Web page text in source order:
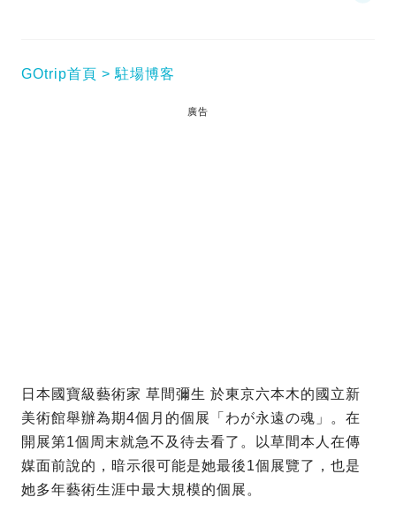
GOtrip首頁 駐場博客
廣告
日本國寶級藝術家 草間彌生 於東京六本木的國立新
美術館舉辦為期4個月的個展「わが永遠の魂」。在
開展第1個周末就急不及待去看了。以草間本人在傳
媒面前說的，暗示很可能是她最後1個展覽了，也是
她多年藝術生涯中最大規模的個展。